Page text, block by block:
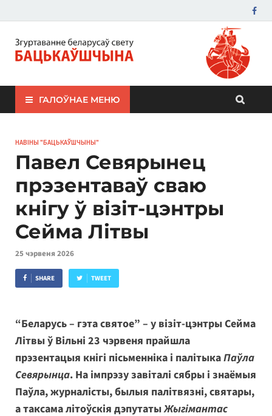
ЗБС "Бацькаўшчына"
ГАЛОЎНАЕ МЕНЮ
НАВІНЫ "БАЦЬКАЎШЧЫНЫ"
Павел Севярынец
прэзентаваў сваю
кнігу ў візіт-цэнтры
Сейма Літвы
25 чэрвеня 2026
SHARE TWEET
“Беларусь – гэта святое” – у візіт-цэнтры Сейма
Літвы ў Вільні 23 чэрвеня прайшла
прэзентацыя кнігі пісьменніка і палітыкаПаўла
Севярынца. На імпрэзу завіталі сябры і знаёмыя
Паўла, журналісты, былыя палітвязні, святары,
а таксама літоўскія дэпутатыЖыгімантас